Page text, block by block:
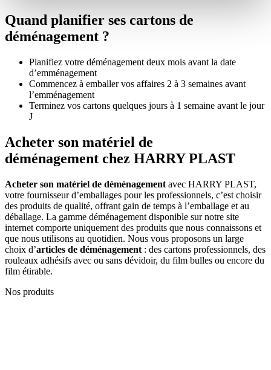
Quand planifier ses cartons de
déménagement ?
Planifiez votre déménagement deux mois avant la date
d’emménagement
Commencez à emballer vos affaires 2 à 3 semaines avant
l’emménagement
Terminez vos cartons quelques jours à 1 semaine avant le jour
J
Acheter son matériel de
déménagement chez HARRY PLAST
Acheter son matériel de déménagement avec HARRY PLAST,
votre fournisseur d’emballages pour les professionnels, c’est choisir
des produits de qualité, offrant gain de temps à l’emballage et au
déballage. La gamme déménagement disponible sur notre site
internet comporte uniquement des produits que nous connaissons et
que nous utilisons au quotidien. Nous vous proposons un large
choix d’articles de déménagement : des cartons professionnels, des
rouleaux adhésifs avec ou sans dévidoir, du film bulles ou encore du
film étirable.
Nos produits